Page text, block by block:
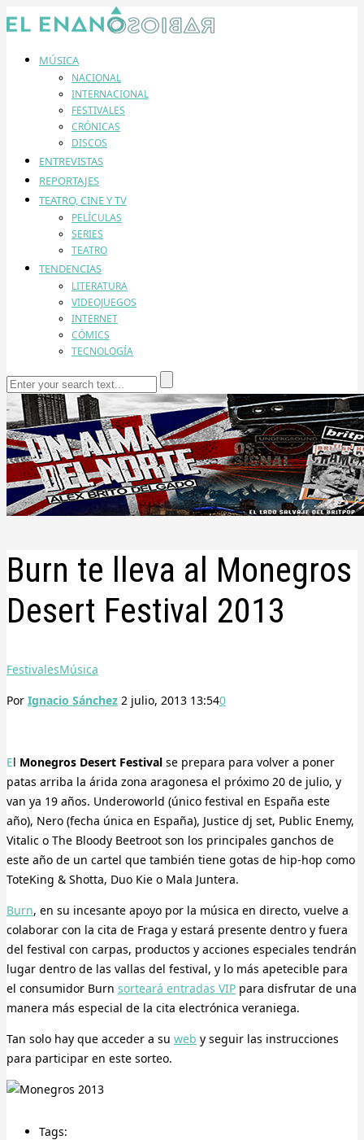
MÚSICA
NACIONAL
INTERNACIONAL
FESTIVALES
CRÓNICAS
DISCOS
ENTREVISTAS
REPORTAJES
TEATRO, CINE Y TV
PELÍCULAS
SERIES
TEATRO
TENDENCIAS
LITERATURA
VIDEOJUEGOS
INTERNET
CÓMICS
TECNOLOGÍA
Burn te lleva al Monegros
Desert Festival 2013
FestivalesMúsica
Por Ignacio Sánchez 2 julio, 2013 13:540
El Monegros Desert Festival se prepara para volver a poner
patas arriba la árida zona aragonesa el próximo 20 de julio, y
van ya 19 años. Underoworld (único festival en España este
año), Nero (fecha única en España), Justice dj set, Public Enemy,
Vitalic o The Bloody Beetroot son los principales ganchos de
este año de un cartel que también tiene gotas de hip-hop como
ToteKing & Shotta, Duo Kie o Mala Juntera.
Burn, en su incesante apoyo por la música en directo, vuelve a
colaborar con la cita de Fraga y estará presente dentro y fuera
del festival con carpas, productos y acciones especiales tendrán
lugar dentro de las vallas del festival, y lo más apetecible para
el consumidor Burn sorteará entradas VIP para disfrutar de una
manera más especial de la cita electrónica veraniega.
Tan solo hay que acceder a su web y seguir las instrucciones
para participar en este sorteo.
Tags: